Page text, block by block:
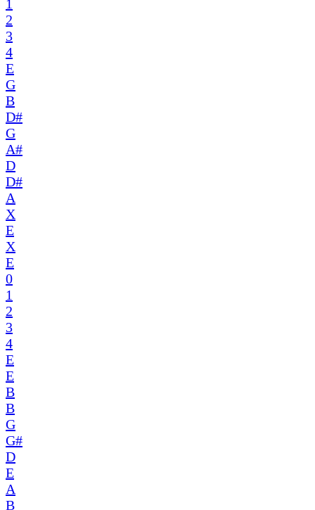
1
2
3
4
E
G
B
D#
G
A#
D
D#
A
X
E
X
E
0
1
2
3
4
E
E
B
B
G
G#
D
E
A
B